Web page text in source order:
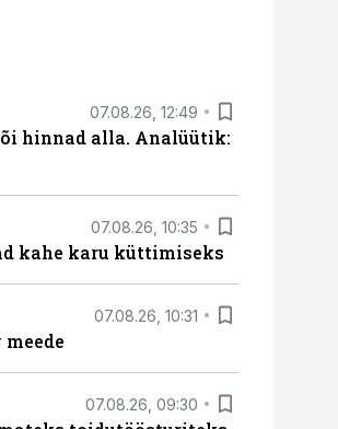
07.08.26, 12:49
hinnad alla. Analüütik:
07.08.26, 10:35
kahe karu küttimiseks
07.08.26, 10:31
07.08.26, 09:30